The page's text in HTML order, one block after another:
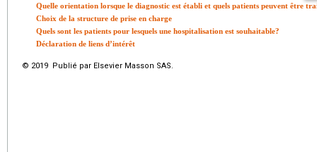
Quelle orientation lorsque le diagnostic est établi et quels patients peuvent être
Choix de la structure de prise en charge
Quels sont les patients pour lesquels une hospitalisation est souhaitable?
Déclaration de liens d’intérêt
© 2019 Publié par Elsevier Masson SAS.